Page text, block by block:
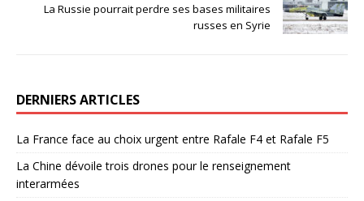
La Russie pourrait perdre ses bases militaires
russes en Syrie
DERNIERS ARTICLES
La France face au choix urgent entre Rafale F4 et Rafale F5
La Chine dévoile trois drones pour le renseignement
interarmées